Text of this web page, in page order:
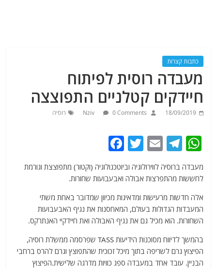
כתבות קצרות
מעבדה רוסית לפיתוח
חיידקים קטלניים התפוצצה
18/09/2019
Nziv 0 Comments רוסיה
W
at
s
A
p
p
T
el
e
g
ra
m
E
m
ai
l
T
itt
er
a
c
e
b
o
o
k
מעבדה ברוסיה לווירולוגיה וביוטכנולוגיה (וקטור) מתפוצצת וגורמת
לחששות מהתפרצות אבולה ואבעבועות שחורות.
אלה חדשות מרעישות ומדאיגות מכיוון שמדובר באחת משתי
המעבדות הגדולות בעולם, המאחסנות את נגיף האבעבועות
השחורות. הוא מכיל גם את נגיף האבולה ואת חיידקיי האנתרקס.
בהמשך לדיווח מסוכנות הידיעות TASS שפרסמה ממשלת רוסיה,
הפיצוץ גרם לשריפה בתוך מיכל זכוכית שהתפוצץ וגרם להרס ברחבי
הבניין. עובד אחד במעבדה ספג כוויות מדרגה שלישית.הפיצוץ